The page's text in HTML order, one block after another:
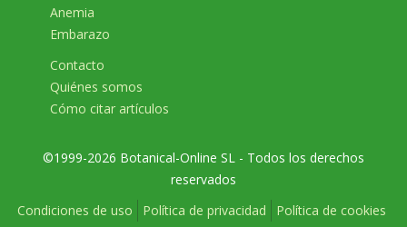
Anemia
Embarazo
Contacto
Quiénes somos
Cómo citar artículos
©1999-2026 Botanical-Online SL - Todos los derechos
reservados
Condiciones de uso
Política de privacidad Política de cookies